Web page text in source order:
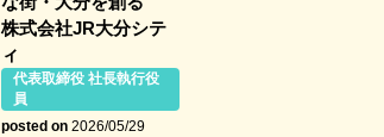
株式会社JR大分シテ
ィ
代表取締役 社長執行役
員
posted on 2026/05/29